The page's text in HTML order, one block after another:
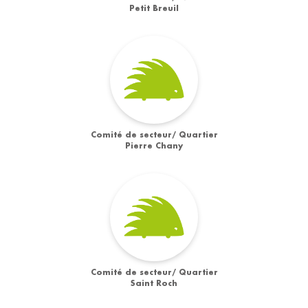
Petit Breuil
Comité de secteur/ Quartier
Pierre Chany
Comité de secteur/ Quartier
Saint Roch